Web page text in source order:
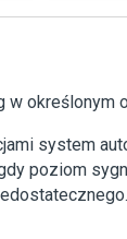
w określonym
system
poziom